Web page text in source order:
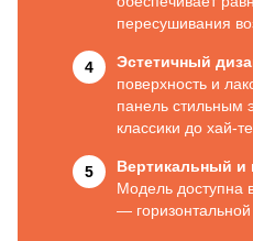
пересушивания
Эстетичный
поверхность и
панель стильным
классики до хай-
Вертикальный и
Модель доступна
—